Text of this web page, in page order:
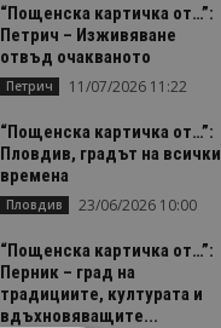
“Пощенска картичка от…”:
Петрич – Изживяване
отвъд очакваното
Петрич 11/07/2026 11:22
“Пощенска картичка от…”:
Пловдив, градът на всички
времена
Пловдив 23/06/2026 10:00
“Пощенска картичка от…”:
Перник – град на
традициите, културата и
вдъхновяващите...